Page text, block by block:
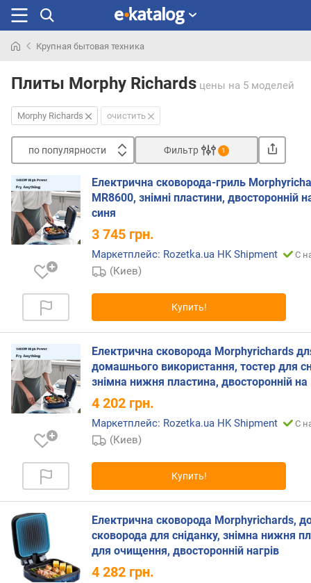
раньше
Крупная бытовая техника
Плиты Morphy Richards цены на 5 моделей
Morphy Richards очистить
по популярности
п
о
п
о
у
л
я
н
с
т
и
о
д
ш
ы
х
к
д
о
Фильтр 1
Електрична сковорода-гриль
MR8600, знімні пластини, двосторонній
синя
3 745 грн.
Маркетплейс: Rozetka.ua HK Shipment С
(Киев)
Купить!
Електрична сковорода Morphyrichards
домашнього використання, тостер для
знімна нижня пластина, двосторонній на
4 202 грн.
Маркетплейс: Rozetka.ua HK Shipment С
(Киев)
Купить!
Електрична сковорода Morphyrichards,
сковорода для сніданку, знімна нижня
для очищення, двосторонній нагрів
4 282 грн.